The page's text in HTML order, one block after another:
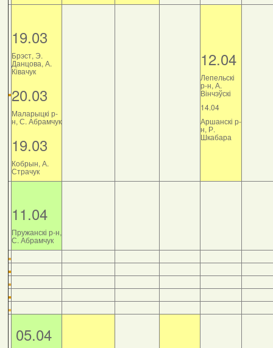
19.03
Брэст, Э.
Данцова, А.
Ківачук
20.03
Маларыцкі р-
н, С. Абрамчук
19.03
Кобрын, А.
Страчук
12.04
Лепельскі
р-н, А.
Вінчэўскі
14.04
Аршанскі р-
н, Р.
Шкабара
11.04
Пружанскі р-н,
С. Абрамчук
05.04